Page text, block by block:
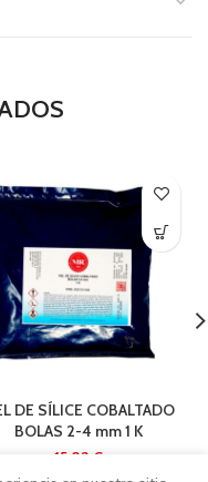
DE SÍLICE COBALTADO
BOLAS 2-4 mm 1 K
€